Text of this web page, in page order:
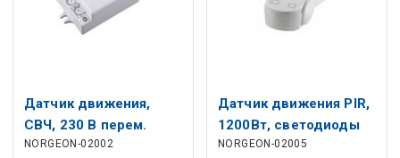
Датчик движения,
СВЧ, 230 В перем.
Тока, 5-15 м, 500Вт,
NORGEON-02002
Датчик движения PIR,
1200Вт, светодиоды
300Вт, 230VAC, 180 °,
NORGEON-02005